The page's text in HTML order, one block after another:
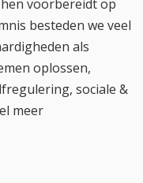
voorbereidt op
besteden we veel
als
oplossen,
sociale &
meer